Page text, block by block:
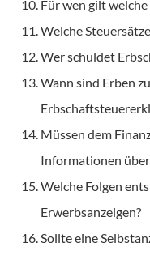
Für wen gilt welche
Welche
Wer schuldet
Wann sind Erben
Müssen dem
Informationen
Welche Folgen
Erwerbsanzeigen?
Sollte eine